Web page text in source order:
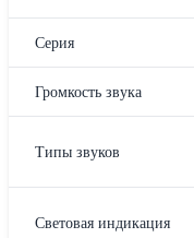
Серия
Громкость звука
Типы звуков
Световая индикация